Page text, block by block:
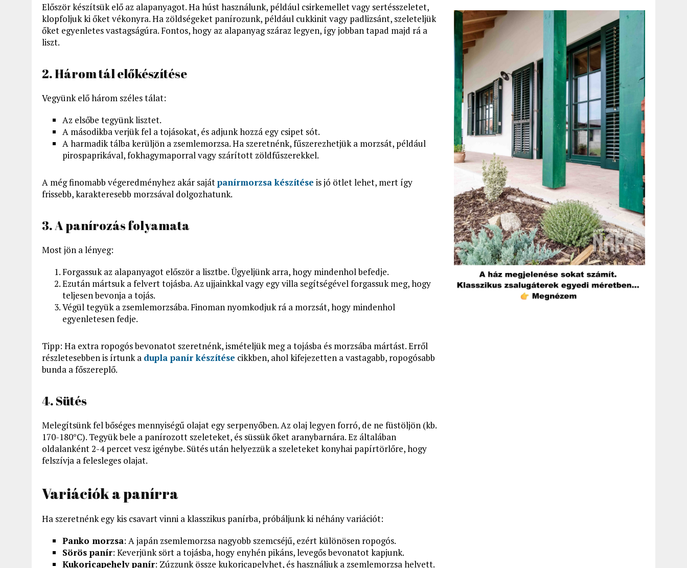
Először készítsük elő az alapanyagot. Ha húst használunk, például csirkemellet vagy sertésszeletet,
klopfoljuk ki őket vékonyra. Ha zöldségeket panírozunk, például cukkinit vagy padlizsánt, szeleteljük
őket egyenletes vastagságúra. Fontos, hogy az alapanyag száraz legyen, így jobban tapad majd rá a
liszt.
2. Három tál előkészítése
Vegyünk elő három széles tálat:
Az elsőbe tegyünk lisztet.
A másodikba verjük fel a tojásokat, és adjunk hozzá egy csipet sót.
A harmadik tálba kerüljön a zsemlemorzsa. Ha szeretnénk, fűszerezhetjük a morzsát, például
pirospaprikával, fokhagymaporral vagy szárított zöldfűszerekkel.
A még finomabb végeredményhez akár sajátpanírmorzsa készítése is jó ötlet lehet, mert így
frissebb, karakteresebb morzsával dolgozhatunk.
3. A panírozás folyamata
Most jön a lényeg:
Forgassuk az alapanyagot először a lisztbe. Ügyeljünk arra, hogy mindenhol befedje.
Ezután mártsuk a felvert tojásba. Az ujjainkkal vagy egy villa segítségével forgassuk meg, hogy
teljesen bevonja a tojás.
Végül tegyük a zsemlemorzsába. Finoman nyomkodjuk rá a morzsát, hogy mindenhol
egyenletesen fedje.
Tipp: Ha extra ropogós bevonatot szeretnénk, ismételjük meg a tojásba és morzsába mártást. Erről
részletesebben is írtunk a dupla panír készítése cikkben, ahol kifejezetten a vastagabb, ropogósabb
bunda a főszereplő.
4. Sütés
Melegítsünk fel bőséges mennyiségű olajat egy serpenyőben. Az olaj legyen forró, de ne füstöljön (kb.
170-180°C). Tegyük bele a panírozott szeleteket, és süssük őket aranybarnára. Ez általában
oldalanként 2-4 percet vesz igénybe. Sütés után helyezzük a szeleteket konyhai papírtörlőre, hogy
felszívja a felesleges olajat.
Variációk a panírra
Ha szeretnénk egy kis csavart vinni a klasszikus panírba, próbáljunk ki néhány variációt:
Panko morzsa: A japán zsemlemorzsa nagyobb szemcséjű, ezért különösen ropogós.
Sörös panír: Keverjünk sört a tojásba, hogy enyhén pikáns, levegős bevonatot kapjunk.
Kukoricapehely panír: Zúzzunk össze kukoricapelyhet, és használjuk a zsemlemorzsa helyett.